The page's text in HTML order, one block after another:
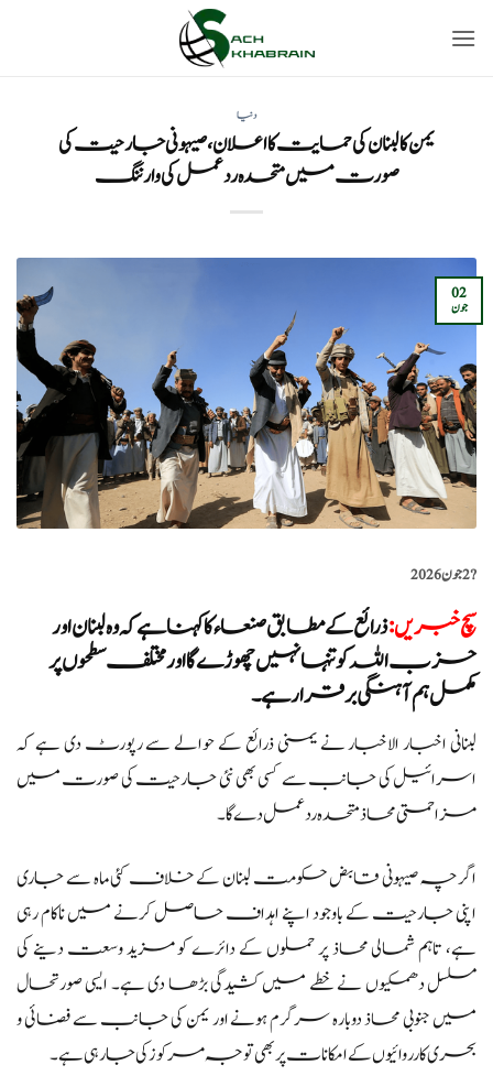
دنیا
یمن کا لبنان کی حمایت کا اعلان، صیہونی جارحیت کی
صورت میں متحدہ ردعمل کی وارننگ
02
جون
?️2 جون 2026
سچ خبریں:ذرائع کے مطابق صنعاء کا کہنا ہے کہ وہ لبنان اور
حزب اللہ کو تنہا نہیں چھوڑے گا اور مختلف سطحوں پر
مکمل ہم آہنگی برقرار ہے۔
لبنانی اخبار الاخبار نے یمنی ذرائع کے حوالے سے رپورٹ دی ہے کہ
اسرائیل کی جانب سے کسی بھی نئی جارحیت کی صورت میں
مزاحمتی محاذ متحدہ ردعمل دے گا۔
اگرچہ صیہونی قابض حکومت لبنان کے خلاف کئی ماہ سے جاری
اپنی جارحیت کے باوجود اپنے اہداف حاصل کرنے میں ناکام رہی
ہے، تاہم شمالی محاذ پر حملوں کے دائرے کو مزید وسعت دینے کی
مسلسل دھمکیوں نے خطے میں کشیدگی بڑھا دی ہے۔ ایسی صورتحال
میں جنوبی محاذ دوبارہ سرگرم ہونے اور یمن کی جانب سے فضائی و
بحری کارروائیوں کے امکانات پر بھی توجہ مرکوز کی جا رہی ہے۔